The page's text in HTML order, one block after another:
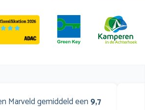
Marveld gemiddeld een 9,7